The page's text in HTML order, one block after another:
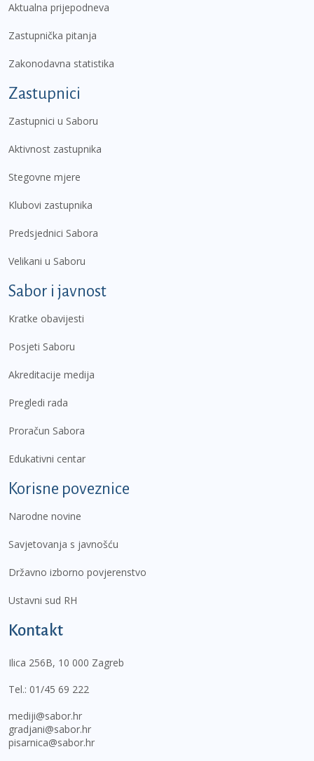
Aktualna prijepodneva
Zastupnička pitanja
Zakonodavna statistika
Zastupnici
Zastupnici u Saboru
Aktivnost zastupnika
Stegovne mjere
Klubovi zastupnika
Predsjednici Sabora
Velikani u Saboru
Sabor i javnost
Kratke obavijesti
Posjeti Saboru
Akreditacije medija
Pregledi rada
Proračun Sabora
Edukativni centar
Korisne poveznice
Narodne novine
Savjetovanja s javnošću
Državno izborno povjerenstvo
Ustavni sud RH
Kontakt
Ilica 256B, 10 000 Zagreb
Tel.: 01/45 69 222
mediji@sabor.hr
gradjani@sabor.hr
pisarnica@sabor.hr